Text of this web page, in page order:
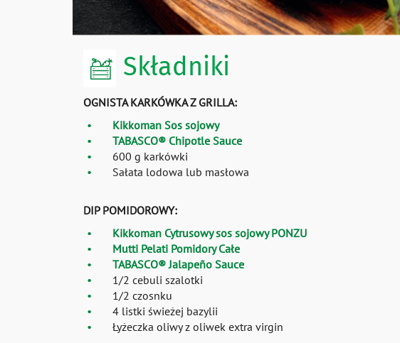
Składniki
OGNISTA KARKÓWKA Z GRILLA:
Kikkoman Sos sojowy
TABASCO® Chipotle Sauce
600 g karkówki
Sałata lodowa lub masłowa
DIP POMIDOROWY:
Kikkoman Cytrusowy sos sojowy PONZU
Mutti Pelati Pomidory Całe
TABASCO® Jalapeño Sauce
1/2 cebuli szalotki
1/2 czosnku
4 listki świeżej bazylii
Łyżeczka oliwy z oliwek extra virgin